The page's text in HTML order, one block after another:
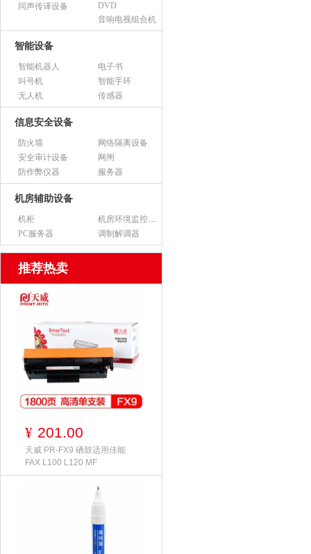
同声传译设备
DVD
音响电视组合机
智能设备
智能机器人
电子书
叫号机
智能手环
无人机
传感器
信息安全设备
防火墙
网络隔离设备
安全审计设备
网闸
防作弊仪器
服务器
机房辅助设备
机柜
机房环境监控设备
PC服务器
调制解调器
推荐热卖
¥ 201.00
天威 PR-FX9 硒鼓适用佳能
FAX L100 L120 MF